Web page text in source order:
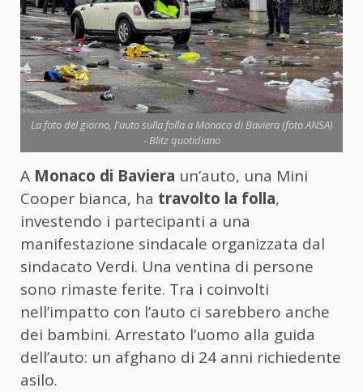
La foto del giorno, l'auto sulla folla a Monaco di Baviera (foto ANSA)
- Blitz quotidiano
A Monaco di Baviera un’auto, una Mini
Cooper bianca, ha travolto la folla,
investendo i partecipanti a una
manifestazione sindacale organizzata dal
sindacato Verdi. Una ventina di persone
sono rimaste ferite. Tra i coinvolti
nell’impatto con l’auto ci sarebbero anche
dei bambini. Arrestato l’uomo alla guida
dell’auto: un afghano di 24 anni richiedente
asilo.